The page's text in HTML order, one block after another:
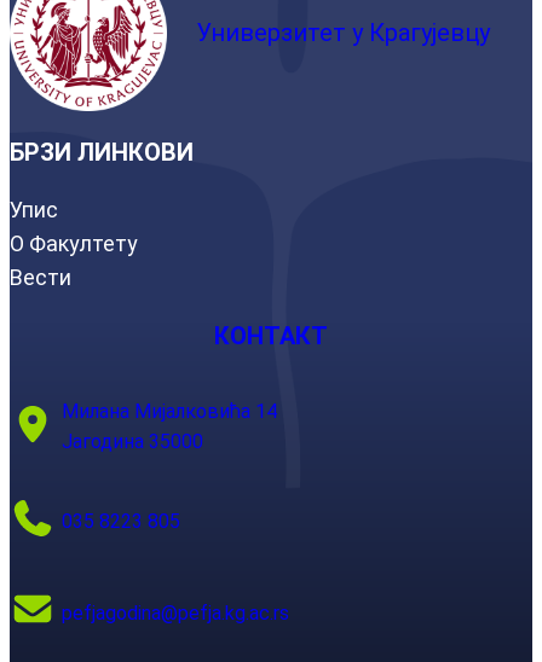
Универзитет у Крагујевцу
БРЗИ ЛИНКОВИ
Упис
О Факултету
Вести
КОНТАКТ
Милана Мијалковића 14
Јагодина 35000
035 8223 805
pefjagodina@pefja.kg.ac.rs